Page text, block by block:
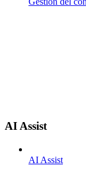
AI Assist
AI Assist